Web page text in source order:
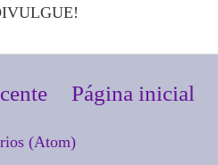
Página inicial
(Atom)